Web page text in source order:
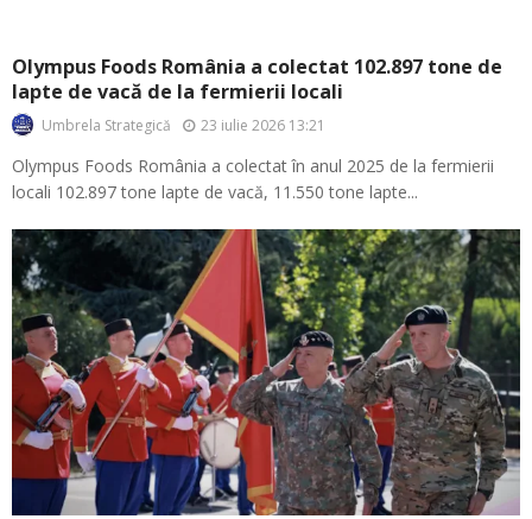
Olympus Foods România a colectat 102.897 tone de
lapte de vacă de la fermierii locali
Umbrela Strategică 23 iulie 2026 13:21
Olympus Foods România a colectat în anul 2025 de la fermierii
locali 102.897 tone lapte de vacă, 11.550 tone lapte...